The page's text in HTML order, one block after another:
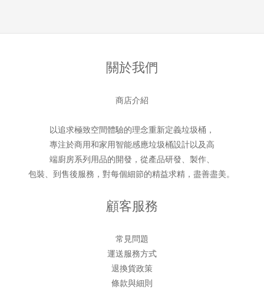
關於我們
商店介紹
以追求極致空間體驗的理念重新定義垃圾桶，
專注於商用和家用智能感應垃圾桶設計以及高
端廚房系列用品的開發，從產品研發、製作、
包裝、到售後服務，對每個細節的精益求精，盡善盡美。
顧客服務
常見問題
運送服務方式
退換貨政策
條款與細則